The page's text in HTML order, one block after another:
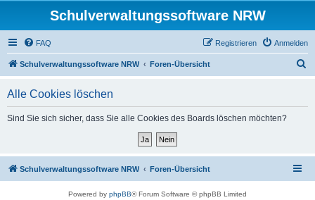
Schulverwaltungssoftware NRW
FAQ Anmelden
Registrieren
Schulverwaltungssoftware NRW Foren-Übersicht
Alle Cookies löschen
Sind Sie sich sicher, dass Sie alle Cookies des Boards löschen möchten?
Schulverwaltungssoftware NRW Foren-Übersicht
Powered by phpBB® Forum Software © phpBB Limited